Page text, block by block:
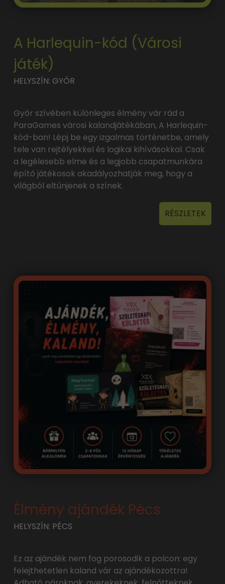
A Harlequin-kód (Városi
játék)
HELYSZÍN: GYŐR
Győr szívében különleges élmény vár rád a
ParaGames városi kalandjátékában, A Harlequin-
kód-ban! Lépj be egy izgalmas történetbe, amely
tele van rejtélyekkel és logikai kihívásokkal. Csak
a legélesebb elme és a legjobb csapatmunkára
építő játékosok akadályozhatják meg, hogy a
világból eltűnjenek a színek.
RÉSZLETEK
Élmény ajándék Pécs
HELYSZÍN: PÉCS
Ez az ajándék nem fog porosodik a polcon: egy
felejthetetlen kaland vár az ajándékozottra!